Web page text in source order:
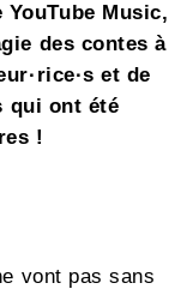
Music,
des contes à
et de
qui ont été
!
vont pas sans